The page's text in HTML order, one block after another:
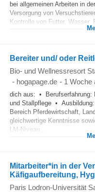
bei allgemeinen Arbeiten in
Versorgung von
Kontrolle von Futter, Wasser,
Bereiter und/ oder
Bio- und Wellnessresort
- hogapage.de - 1 Woche
dich aus: • Berufserfahrung:
und Stallpflege •
Bereich Pferdewirtschaft,
gleichwertige Kenntnisse
LM-Niveau...
Mitarbeiter*in in der
Käfigaufbereitung,
Paris Lodron-Universität